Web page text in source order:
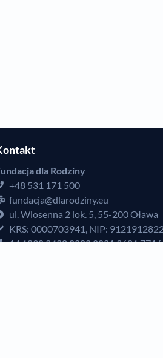
dla Rodziny
+48 531 171 500
fundacja@dlarodziny.eu
ul. Wiosenna 2 lok. 5, 55-200 Oława
KRS: 0000703941, NIP: 9121912822
14 1090 2428 0000 0001 3681 7716